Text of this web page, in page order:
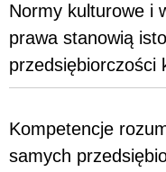
Normy kulturowe i
prawa stanowią
przedsiębiorczości
Kompetencje
samych